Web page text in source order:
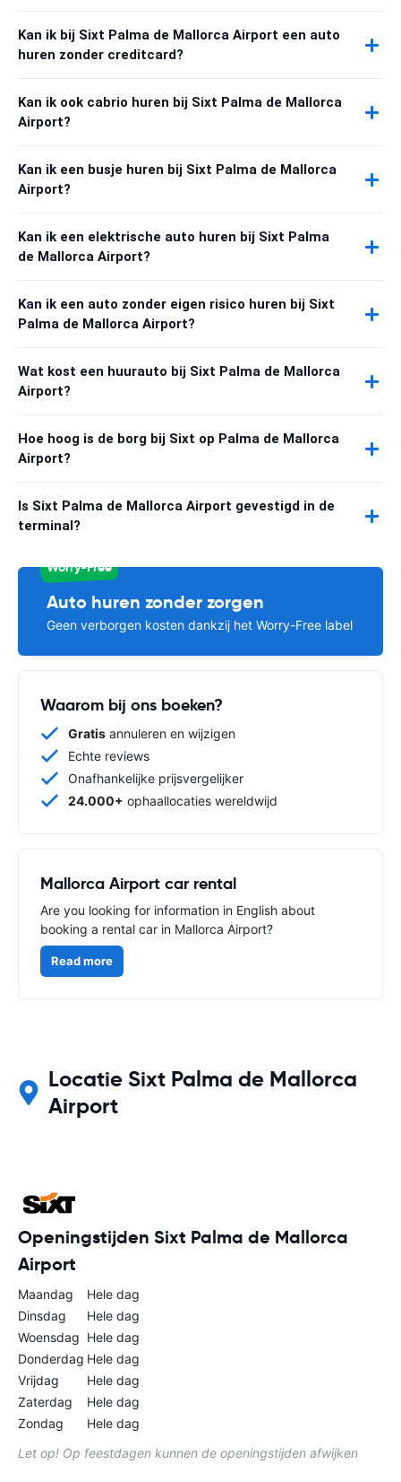
Kan ik bij Sixt Palma de Mallorca Airport een auto
huren zonder creditcard?
Kan ik ook cabrio huren bij Sixt Palma de Mallorca
Airport?
Kan ik een busje huren bij Sixt Palma de Mallorca
Airport?
Kan ik een elektrische auto huren bij Sixt Palma
de Mallorca Airport?
Kan ik een auto zonder eigen risico huren bij Sixt
Palma de Mallorca Airport?
Wat kost een huurauto bij Sixt Palma de Mallorca
Airport?
Hoe hoog is de borg bij Sixt op Palma de Mallorca
Airport?
Is Sixt Palma de Mallorca Airport gevestigd in de
terminal?
Worry-Free
Auto huren zonder zorgen
Geen verborgen kosten dankzij het Worry-Free label
Waarom bij ons boeken?
Gratis annuleren en wijzigen
Echte reviews
Onafhankelijke prijsvergelijker
24.000+ ophaallocaties wereldwijd
Mallorca Airport car rental
Are you looking for information in English about
booking a rental car in Mallorca Airport?
Read more
Locatie Sixt Palma de Mallorca
Airport
Openingstijden Sixt Palma de Mallorca
Airport
Maandag
Hele dag
Dinsdag
Hele dag
Woensdag Hele dag
Donderdag Hele dag
Vrijdag
Hele dag
Zaterdag
Hele dag
Zondag
Hele dag
Let op! Op feestdagen kunnen de openingstijden afwijken